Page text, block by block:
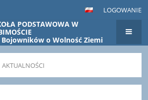
LOGOWANIE
PODSTAWOWA W
o Wolność Ziemi
AKTUALNOŚCI